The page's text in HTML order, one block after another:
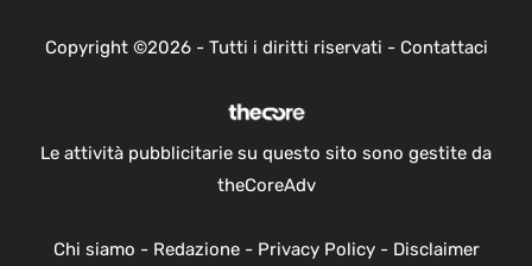
Copyright ©2026 - Tutti i diritti riservati - Contattaci
Le attività pubblicitarie su questo sito sono gestite da
theCoreAdv
Chi siamo - Redazione- Privacy Policy- Disclaimer